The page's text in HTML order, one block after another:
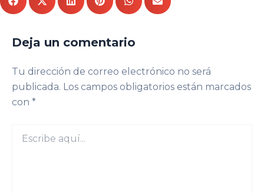
Deja un comentario
Tu dirección de correo electrónico no será
publicada. Los campos obligatorios están marcados
con *
aquí...